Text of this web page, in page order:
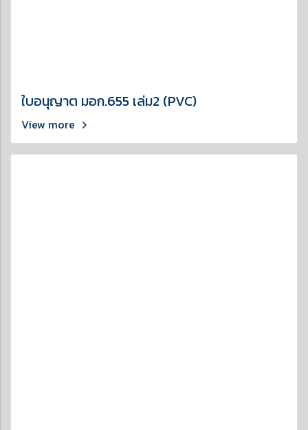
ใบอนุญาต มอก.655 เล่ม2 (PVC)
View more